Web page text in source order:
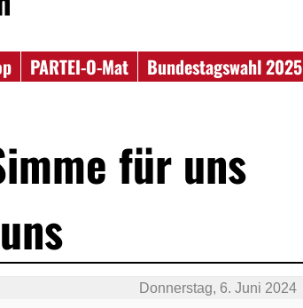
PARTEI-O-Mat
Bundestagswahl 2025
für uns
Donnerstag, 6. Juni 2024